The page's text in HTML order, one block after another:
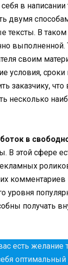
в
двумя
тексты. В
своим
условия,
заказчику,
несколько
в
В этой сфере
уровня
получать
есть желание
оптимальный